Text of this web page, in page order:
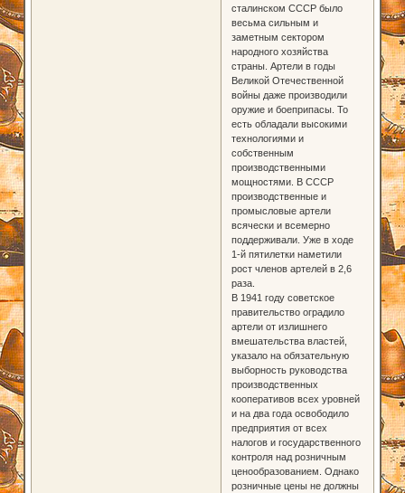
сталинском СССР было
весьма сильным и
заметным сектором
народного хозяйства
страны. Артели в годы
Великой Отечественной
войны даже производили
оружие и боеприпасы. То
есть обладали высокими
технологиями и
собственным
производственными
мощностями. В СССР
производственные и
промысловые артели
всячески и всемерно
поддерживали. Уже в ходе
1-й пятилетки наметили
рост членов артелей в 2,6
раза.
В 1941 году советское
правительство оградило
артели от излишнего
вмешательства властей,
указало на обязательную
выборность руководства
производственных
кооперативов всех уровней
и на два года освободило
предприятия от всех
налогов и государственного
контроля над розничным
ценообразованием. Однако
розничные цены не должны